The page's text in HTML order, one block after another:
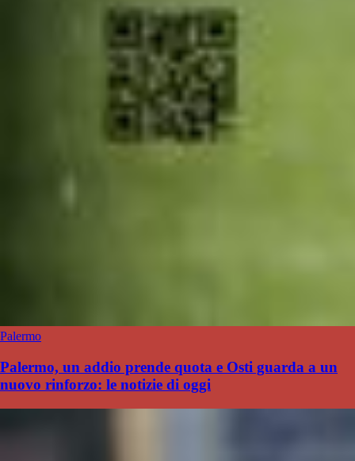
Palermo
Palermo, un addio prende quota e Osti guarda a un
nuovo rinforzo: le notizie di oggi